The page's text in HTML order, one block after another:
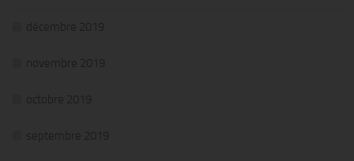
décembre 2019
novembre 2019
octobre 2019
septembre 2019